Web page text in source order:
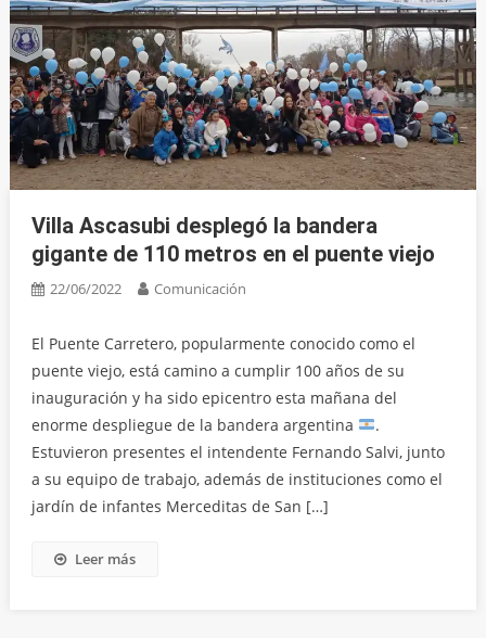
Villa Ascasubi desplegó la bandera
gigante de 110 metros en el puente viejo
22/06/2022 Comunicación
El Puente Carretero, popularmente conocido como el
puente viejo, está camino a cumplir 100 años de su
inauguración y ha sido epicentro esta mañana del
enorme despliegue de la bandera argentina
.
Estuvieron presentes el intendente Fernando Salvi, junto
a su equipo de trabajo, además de instituciones como el
jardín de infantes Merceditas de San […]
Leer más